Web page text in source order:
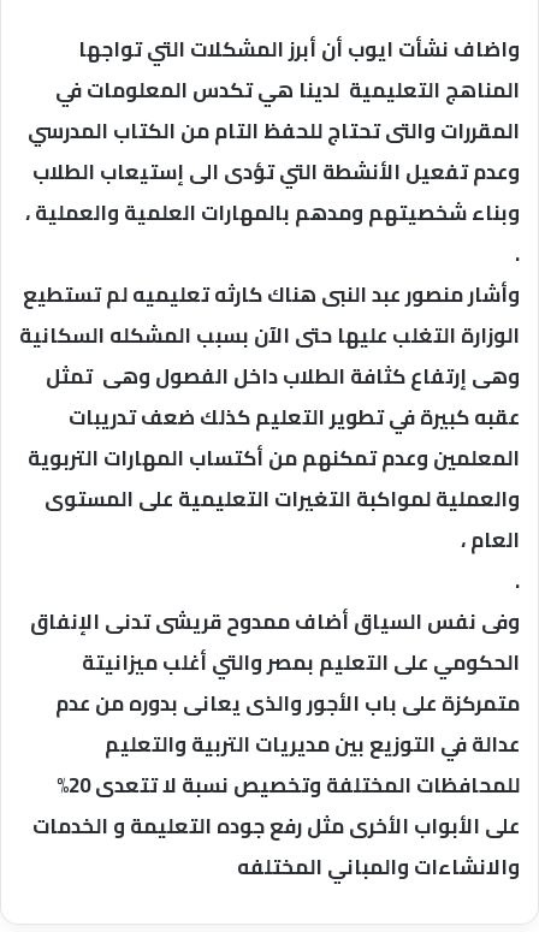
واضاف نشأت ايوب أن أبرز المشكلات التي تواجها
المناهج التعليمية لدينا هي تكدس المعلومات في
المقررات والتى تحتاج للحفظ التام من الكتاب المدرسي
وعدم تفعيل الأنشطة التي تؤدى الى إستيعاب الطلاب
وبناء شخصيتهم ومدهم بالمهارات العلمية والعملية ،
.
وأشار منصور عبد النبى هناك كارثه تعليميه لم تستطيع
الوزارة التغلب عليها حتى الآن بسبب المشكله السكانية
وهى إرتفاع كثافة الطلاب داخل الفصول وهى تمثل
عقبه كبيرة في تطوير التعليم كذلك ضعف تدريبات
المعلمين وعدم تمكنهم من أكتساب المهارات التربوية
والعملية لمواكبة التغيرات التعليمية على المستوى
العام ،
.
وفى نفس السياق أضاف ممدوح قريشى تدنى الإنفاق
الحكومي على التعليم بمصر والتي أغلب ميزانيتة
متمركزة على باب الأجور والذى يعانى بدوره من عدم
عدالة في التوزيع بين مديريات التربية والتعليم
للمحافظات المختلفة وتخصيص نسبة لا تتعدى 20%
على الأبواب الأخرى مثل رفع جوده التعليمة و الخدمات
والانشاءات والمباني المختلفه